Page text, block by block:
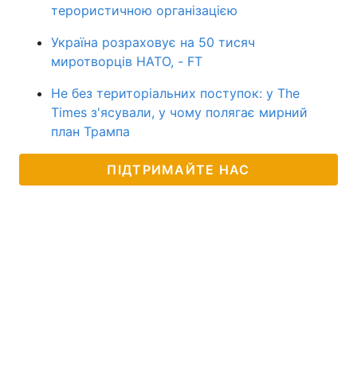
терористичною організацією
Україна розраховує на 50 тисяч
миротворців НАТО, - FT
Не без територіальних поступок: у The
Times з'ясували, у чому полягає мирний
план Трампа
ПІДТРИМАЙТЕ НАС